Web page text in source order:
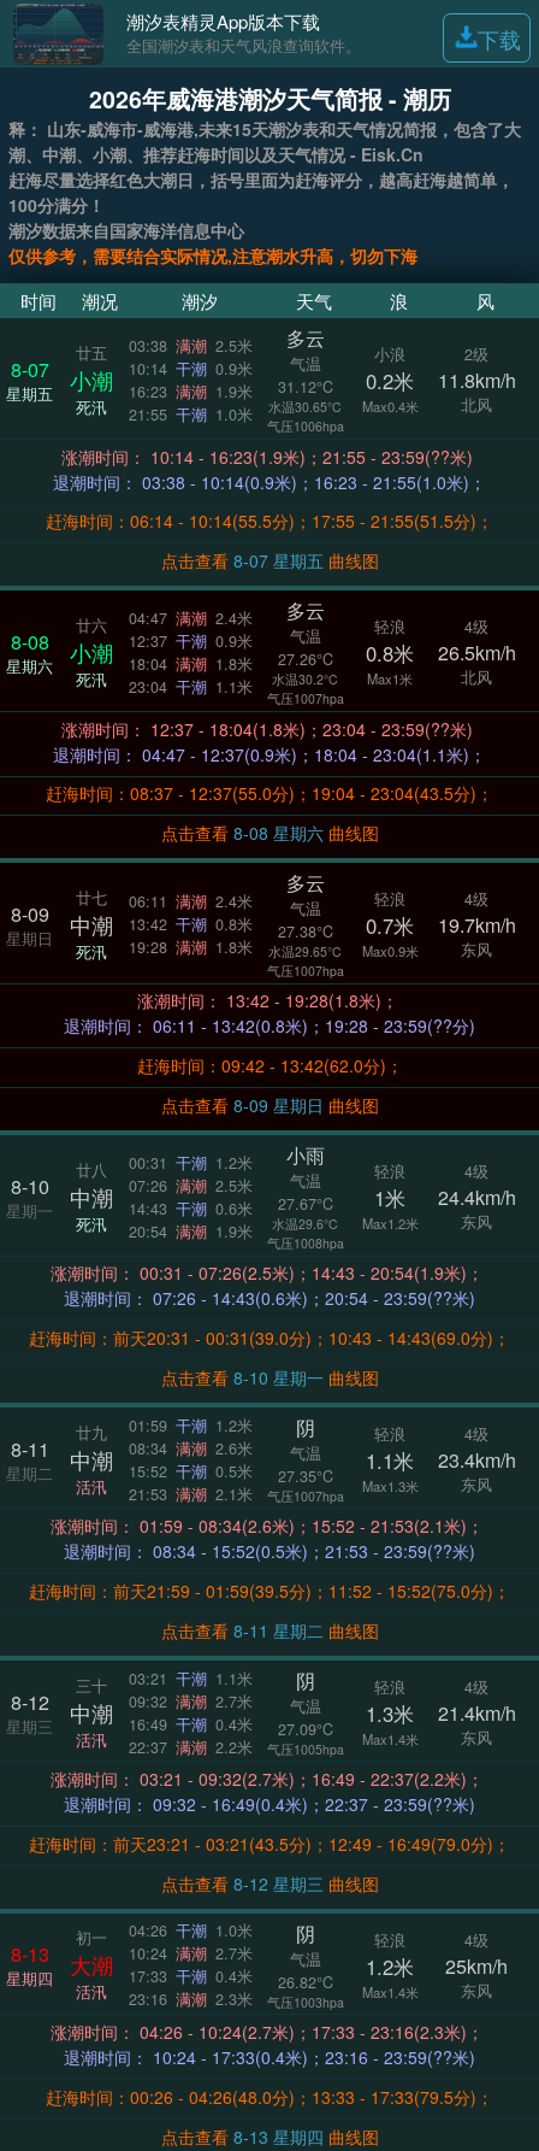
潮汐表精灵App版本下载
全国潮汐表和天气风浪查询软件。 下载
2026年威海港潮汐天气简报 - 潮历
释： 山东-威海市-威海港,未来15天潮汐表和天气情况简报，包含了大
潮、中潮、小潮、推荐赶海时间以及天气情况 - Eisk.Cn
赶海尽量选择红色大潮日，括号里面为赶海评分，越高赶海越简单，
100分满分！
潮汐数据来自国家海洋信息中心
仅供参考，需要结合实际情况,注意潮水升高，切勿下海
时间 潮况 潮汐 天气 浪 风
8-07
星期五
廿五
小潮
死汛
03:38 满潮 2.5米
10:14 干潮 0.9米
16:23 满潮 1.9米
21:55 干潮 1.0米
多云
气温
31.12°C
水温30.65°C
气压1006hpa
小浪
0.2米
Max0.4米
2级
11.8km/h
北风
涨潮时间： 10:14 - 16:23(1.9米)；21:55 - 23:59(??米)
退潮时间： 03:38 - 10:14(0.9米)；16:23 - 21:55(1.0米)；
赶海时间：06:14 - 10:14(55.5分)；17:55 - 21:55(51.5分)；
点击查看
8-07 星期五 曲线图
8-08
星期六
廿六
小潮
死汛
04:47 满潮 2.4米
12:37 干潮 0.9米
18:04 满潮 1.8米
23:04 干潮 1.1米
多云
气温
27.26°C
水温30.2°C
气压1007hpa
轻浪
0.8米
Max1米
4级
26.5km/h
北风
涨潮时间： 12:37 - 18:04(1.8米)；23:04 - 23:59(??米)
退潮时间： 04:47 - 12:37(0.9米)；18:04 - 23:04(1.1米)；
赶海时间：08:37 - 12:37(55.0分)；19:04 - 23:04(43.5分)；
点击查看
8-08 星期六 曲线图
8-09
星期日
廿七
中潮
死汛
06:11 满潮 2.4米
13:42 干潮 0.8米
19:28 满潮 1.8米
多云
气温
27.38°C
水温29.65°C
气压1007hpa
轻浪
0.7米
Max0.9米
4级
19.7km/h
东风
涨潮时间： 13:42 - 19:28(1.8米)；
退潮时间： 06:11 - 13:42(0.8米)；19:28 - 23:59(??分)
赶海时间：09:42 - 13:42(62.0分)；
点击查看
8-09 星期日 曲线图
8-10
星期一
廿八
中潮
死汛
00:31 干潮 1.2米
07:26 满潮 2.5米
14:43 干潮 0.6米
20:54 满潮 1.9米
小雨
气温
27.67°C
水温29.6°C
气压1008hpa
轻浪
1米
Max1.2米
4级
24.4km/h
东风
涨潮时间： 00:31 - 07:26(2.5米)；14:43 - 20:54(1.9米)；
退潮时间： 07:26 - 14:43(0.6米)；20:54 - 23:59(??米)
赶海时间：前天20:31 - 00:31(39.0分)；10:43 - 14:43(69.0分)；
点击查看
8-10 星期一 曲线图
8-11
星期二
廿九
中潮
活汛
01:59 干潮 1.2米
08:34 满潮 2.6米
15:52 干潮 0.5米
21:53 满潮 2.1米
阴
气温
27.35°C
气压1007hpa
轻浪
1.1米
Max1.3米
4级
23.4km/h
东风
涨潮时间： 01:59 - 08:34(2.6米)；15:52 - 21:53(2.1米)；
退潮时间： 08:34 - 15:52(0.5米)；21:53 - 23:59(??米)
赶海时间：前天21:59 - 01:59(39.5分)；11:52 - 15:52(75.0分)；
点击查看
8-11 星期二 曲线图
8-12
星期三
三十
中潮
活汛
03:21 干潮 1.1米
09:32 满潮 2.7米
16:49 干潮 0.4米
22:37 满潮 2.2米
阴
气温
27.09°C
气压1005hpa
轻浪
1.3米
Max1.4米
4级
21.4km/h
东风
涨潮时间： 03:21 - 09:32(2.7米)；16:49 - 22:37(2.2米)；
退潮时间： 09:32 - 16:49(0.4米)；22:37 - 23:59(??米)
赶海时间：前天23:21 - 03:21(43.5分)；12:49 - 16:49(79.0分)；
点击查看
8-12 星期三 曲线图
8-13
星期四
初一
大潮
活汛
04:26 干潮 1.0米
10:24 满潮 2.7米
17:33 干潮 0.4米
23:16 满潮 2.3米
阴
气温
26.82°C
气压1003hpa
轻浪
1.2米
Max1.4米
4级
25km/h
东风
涨潮时间： 04:26 - 10:24(2.7米)；17:33 - 23:16(2.3米)；
退潮时间： 10:24 - 17:33(0.4米)；23:16 - 23:59(??米)
赶海时间：00:26 - 04:26(48.0分)；13:33 - 17:33(79.5分)；
点击查看
8-13 星期四 曲线图